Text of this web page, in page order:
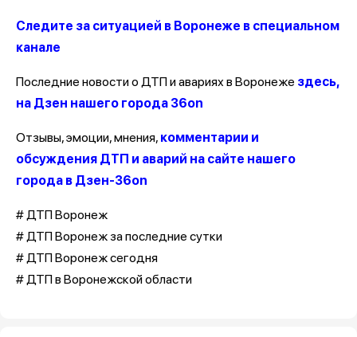
Следите за ситуацией в Воронеже в специальном
канале
Последние новости о ДТП и авариях в Воронеже здесь,
на Дзен нашего города 36on
Отзывы, эмоции, мнения, комментарии и
обсуждения ДТП и аварий на сайте нашего
города в Дзен-36on
# ДТП Воронеж
# ДТП Воронеж за последние сутки
# ДТП Воронеж сегодня
# ДТП в Воронежской области